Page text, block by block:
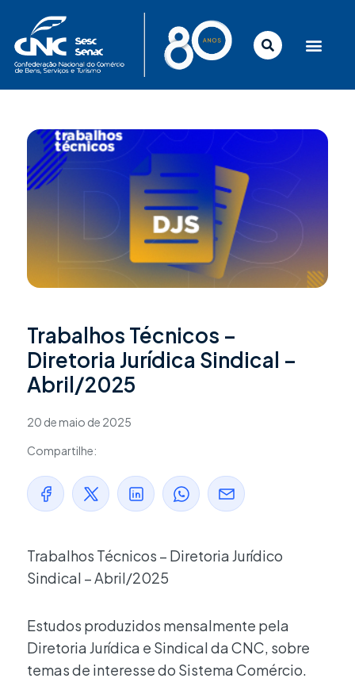
conteúdo
Trabalhos Técnicos –
Diretoria Jurídica Sindical –
Abril/2025
20 de maio de 2025
Compartilhe:
Trabalhos Técnicos – Diretoria Jurídico
Sindical – Abril/2025
Estudos produzidos mensalmente pela
Diretoria Jurídica e Sindical da CNC, sobre
temas de interesse do Sistema Comércio.